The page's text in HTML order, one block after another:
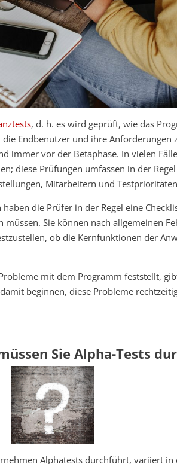
, d. h. es wird geprüft, wie das
Endbenutzer und ihre Anforderungen
immer vor der Betaphase. In vielen
diese Prüfungen umfassen in der
Mitarbeitern und
die Prüfer in der Regel eine
Sie können nach allgemeinen
ob die Kernfunktionen der
mit dem Programm feststellt,
beginnen, diese Probleme
Sie Alpha-Tests
Alphatests durchführt, variiert in